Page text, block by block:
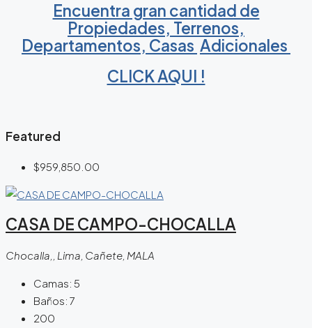
Encuentra gran cantidad de
Propiedades, Terrenos,
Departamentos, Casas Adicionales
CLICK AQUI !
Featured
$959,850.00
CASA DE CAMPO-CHOCALLA
Chocalla,, Lima, Cañete, MALA
Camas: 5
Baños: 7
200